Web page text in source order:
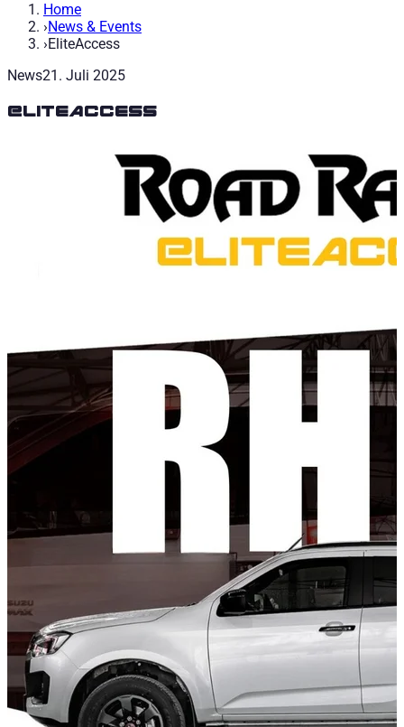
Home
›News & Events
›EliteAccess
News21. Juli 2025
EliteAccess